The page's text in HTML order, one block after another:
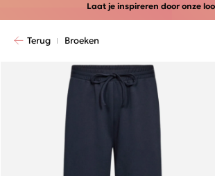
Laat je inspireren door onze
Terug Broeken